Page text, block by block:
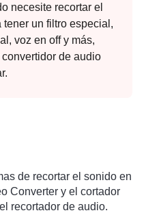
necesite recortar el
tener un filtro especial,
voz en off y más,
de audio
de recortar el sonido en
Converter y el cortador
recortador de audio.